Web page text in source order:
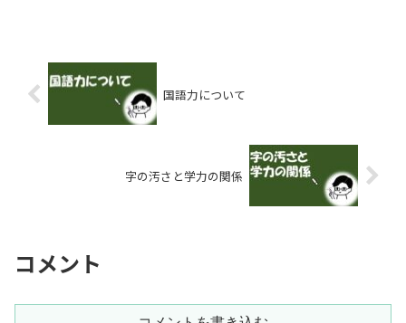
国語力について
字の汚さと学力の関係
コメント